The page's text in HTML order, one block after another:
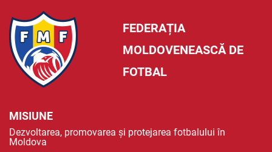
FEDERAȚIA
MOLDOVENEASCĂ DE
FOTBAL
MISIUNE
Dezvoltarea, promovarea și protejarea fotbalului în
Moldova